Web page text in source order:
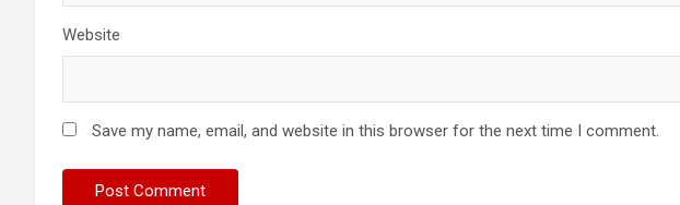
Website
Save my name, email, and website in this browser for the next time I comment.